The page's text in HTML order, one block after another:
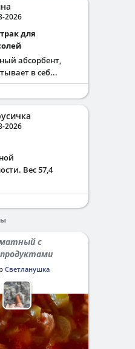
2026
абсорбент,
в себ...
2026
Вес 57,4
Светланушка